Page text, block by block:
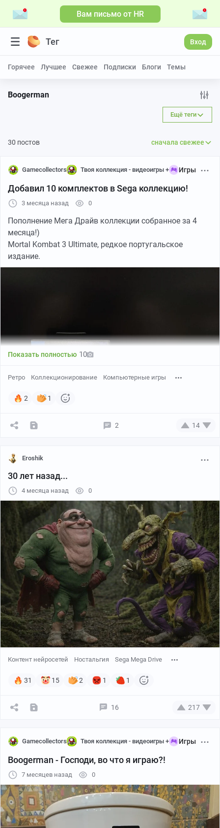
Вам письмо от HR
Тег Вход
Горячее Лучшее Свежее Подписки Блоги Темы
Boogerman
Ещё теги
30 постов сначала свежее
Gamecollectors Твоя коллекция - видеоигры + Игры
Добавил 10 комплектов в Sega коллекцию!
3 месяца назад 0
Пополнение Мега Драйв коллекции собранное за 4
месяца!)
Mortal Kombat 3 Ultimate, редкое португальское
издание.
Оригинальный картридж Mortal Kombat 3 Ultimate (Sega Mega
Drive)
Phantom 2040, очень желанное пополнение
Показать полностью 10
Ретро Коллекционирование Компьютерные игры
2 1
2 14
Eroshik
30 лет назад...
4 месяца назад 0
Контент нейросетей Ностальгия Sega Mega Drive
31 15 2 1 1
16 217
Gamecollectors Твоя коллекция - видеоигры + Игры
Boogerman - Господи, во что я играю?!
7 месяцев назад 0
Больше видео